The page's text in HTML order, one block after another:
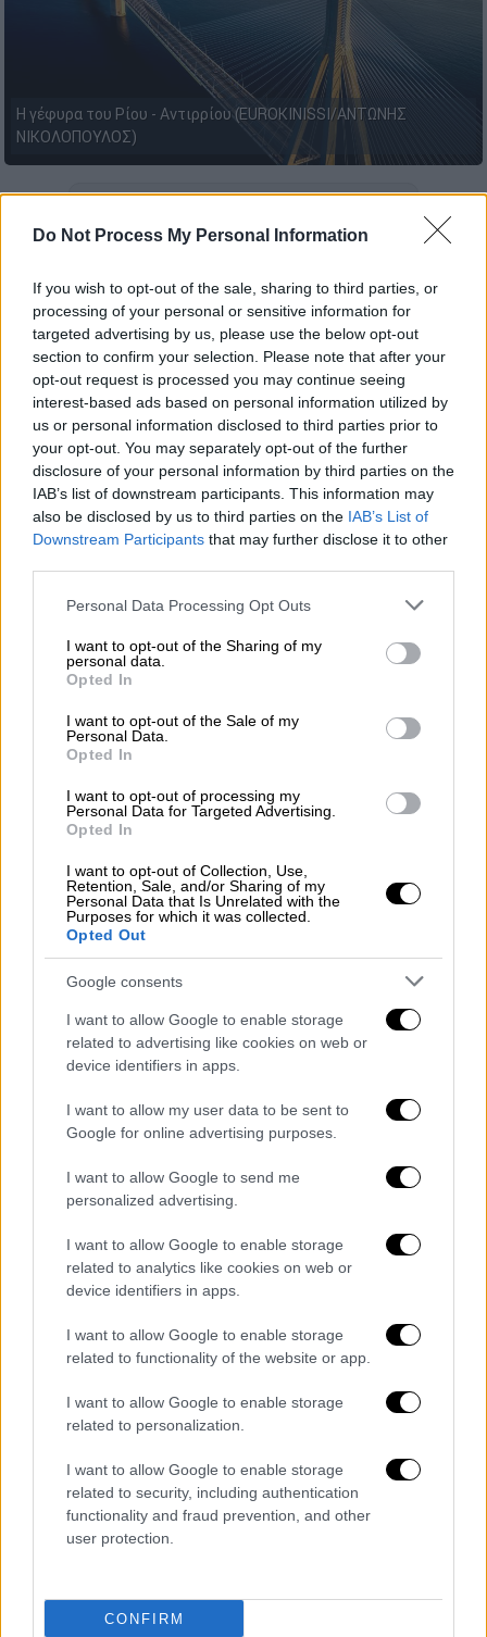
Do Not Process My Personal Information
If you wish to opt-out of the sale, sharing to third parties, or
processing of your personal or sensitive information for
targeted advertising by us, please use the below opt-out
section to confirm your selection. Please note that after your
opt-out request is processed you may continue seeing
interest-based ads based on personal information utilized by
us or personal information disclosed to third parties prior to
your opt-out. You may separately opt-out of the further
disclosure of your personal information by third parties on the
IAB’s list of downstream participants. This information may
also be disclosed by us to third parties on the IAB’s List of
Downstream Participants that may further disclose it to other
Please note that this website/app uses one or more Google
not limited to your visit or usage behaviour. You may click to
grant or deny consent to Google and its third-party tags to
use your data for below specified purposes in below Google
consent section.
Personal Data Processing Opt Outs
I want to opt-out of the Sharing of my
personal data.
Opted In
I want to opt-out of the Sale of my
Personal Data.
Opted In
I want to opt-out of processing my
Personal Data for Targeted Advertising.
Opted In
I want to opt-out of Collection, Use,
Retention, Sale, and/or Sharing of my
Personal Data that Is Unrelated with the
Purposes for which it was collected.
Opted Out
Google consents
I want to allow Google to enable storage
related to advertising like cookies on web or
device identifiers in apps.
I want to allow my user data to be sent to
Google for online advertising purposes.
I want to allow Google to send me
personalized advertising.
I want to allow Google to enable storage
related to analytics like cookies on web or
device identifiers in apps.
I want to allow Google to enable storage
related to functionality of the website or app.
I want to allow Google to enable storage
related to personalization.
I want to allow Google to enable storage
related to security, including authentication
functionality and fraud prevention, and other
user protection.
CONFIRM
Η γέφυρα του Ρίου - Αντιρρίου (EUROKINISSI/ΑΝΤΩΝΗΣ
ΝΙΚΟΛΟΠΟΥΛΟΣ)
γέφυρας Ρίου-Αντιρρίουφέρνει στη
δημοσιότητα ο ευρωπαϊκός δορυφόρος του
Copernicus.
Η Επιχειρησιακή Μονάδα BEYOND του
Ινστιτούτου Αστρονομίας, Αστροφυσικής,
Διαστημικών Εφαρμογών και
Τηλεπισκόπησης του Εθνικού
Αστεροσκοπείου Αθηνών (ΙΑΑΔΕΤ/ΕΑΑ)
έδωσε στη δημοσιότητα μια δορυφορική
εικόνα της γέφυρας Ρίου - Αντιρρίου
(Χαρίλαος Τρικούπης) μήκους 2.833 μέτρων.
Η εικόνα λήφθηκε από τον δορυφόρο
Sentinel-2Ατου Ευρωπαϊκού Προγράμματος
Σεπτεμβρίου και η επεξεργασία της
πραγματοποιήθηκε από την μονάδα BEYOND.
Η εντυπωσιακή εικόνα
Η γέφυρα του Ρίου - Αντιρρίου μέσα από τα «μάτια» του
δορυφόρου Copernicus
ΟΛΕΣ ΟΙ ΕΙΔΗΣΕΙΣ
Κομισιόν: Μπαίνει προσωρινό πλαφόν
στο φυσικό αέριο - Τι αποφασίστηκε για
το ρωσικό πετρέλαιο
κυβέρνηση μειωμένο ωράριο στα
καταστήματα τον χειμώνα
Γεραπετρίτης στο OPEN: Δεν θα
δώσουμε προεκλογικά τίποτα που θα
διακινδυνεύσει την δημοσιονομική
πορεία της χώρας
Revenge porn στην Πάτρα:
Ταυτοποιήθηκαν τρία άτομα - Κατέβηκαν
διακινούνται με άλλο τρόπο